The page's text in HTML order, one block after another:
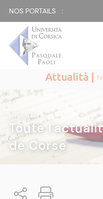
NOS PORTAILS :
Attualità |
ATTUALITÀ|
Toute
de Corse